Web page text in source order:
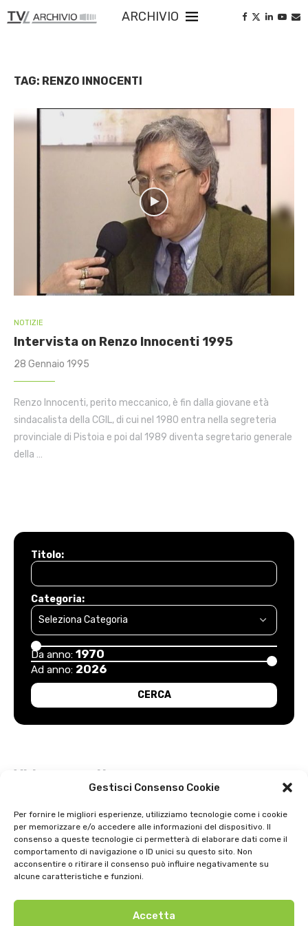
Gestisci Consenso Cookie
Per fornire le migliori esperienze, utilizziamo tecnologie come i cookie
per memorizzare e/o accedere alle informazioni del dispositivo. Il
consenso a queste tecnologie ci permetterà di elaborare dati come il
comportamento di navigazione o ID unici su questo sito. Non
acconsentire o ritirare il consenso può influire negativamente su
alcune caratteristiche e funzioni.
Accetta
ARCHIVIO
TAG: RENZO INNOCENTI
NOTIZIE
Intervista on Renzo Innocenti 1995
28 Gennaio 1995
Renzo Innocenti, perito meccanico, è fin dalla giovane età
sindacalista della CGIL, di cui nel 1980 entra nella segreteria
provinciale di Pistoia e poi dal 1989 diventa segretario generale
della …
Titolo:
Categoria:
Da anno: 1970
Ad anno: 2026
Video recenti
Intervista a Gian Antonio Stella su “L’orda” di Luigi Bardelli 2002
Festa dell’ Unità PDS: interviste 1991